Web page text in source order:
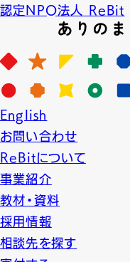
認定NPO法人 ReBit
English
お問い合わせ
ReBitについて
事業紹介
教材・資料
採用情報
相談先を探す
News
ニュース
2025.11.14
11/25, 12/4